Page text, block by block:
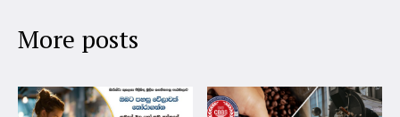
More posts